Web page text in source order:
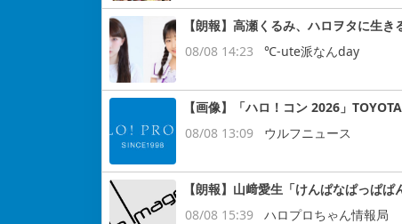
【朗報】高瀬くるみ、ハロヲタに生
08/08 14:23
℃-ute派なんday
【画像】「ハロ！コン 2026」
08/08 13:09
ウルフニュース
【朗報】山﨑愛生「けんぱなぱっぱ
08/08 15:39
ハロプロちゃん情報局